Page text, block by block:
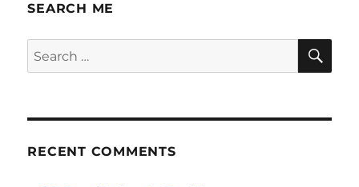
SEARCH ME
Search
for:
RECENT COMMENTS